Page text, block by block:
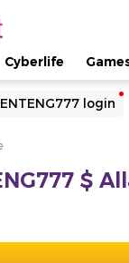
Cyberlife
login
dicari
$